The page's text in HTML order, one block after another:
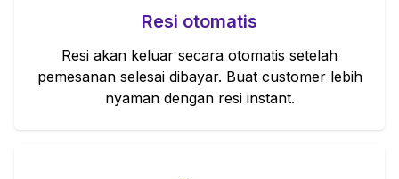
Resi otomatis
Resi akan keluar secara otomatis setelah
pemesanan selesai dibayar. Buat customer lebih
nyaman dengan resi instant.